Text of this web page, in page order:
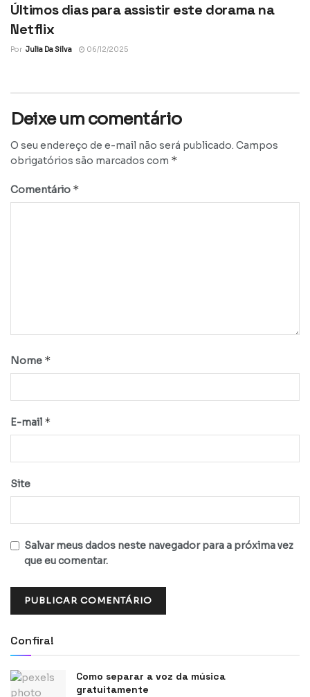
Últimos dias para assistir este dorama na
Netflix
Por Julia Da Silva 06/12/2025
Deixe um comentário
O seu endereço de e-mail não será publicado. Campos
obrigatórios são marcados com *
Comentário *
Nome *
E-mail *
Site
Salvar meus dados neste navegador para a próxima vez
que eu comentar.
Confira!
Como separar a voz da música
gratuitamente